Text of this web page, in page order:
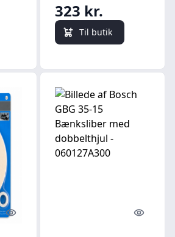
323 kr.
Til butik
Quick look Quick